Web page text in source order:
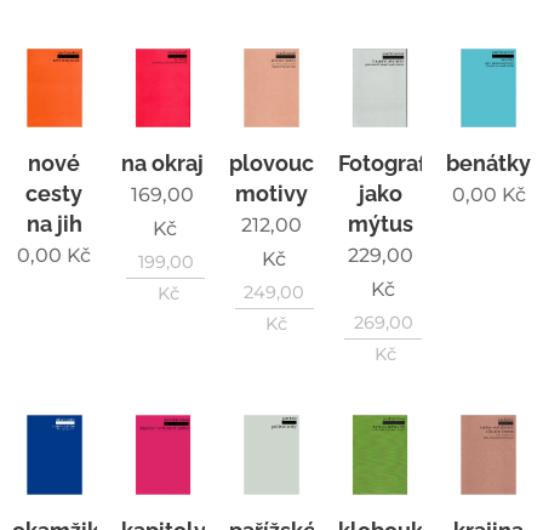
nové
cesty
na jih
0,00 Kč
na okraj
169,00
Kč
199,00
Kč
plovoucí
motivy
212,00
Kč
249,00
Kč
Fotografie
jako
mýtus
229,00
Kč
269,00
Kč
benátky
0,00 Kč